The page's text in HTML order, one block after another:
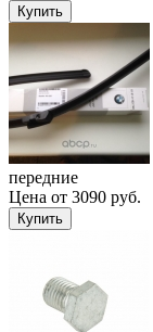
Купить
передние
Цена от 3090 руб.
Купить